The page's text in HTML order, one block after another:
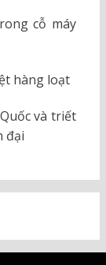
cỗ máy
hàng loạt
và triết
đại